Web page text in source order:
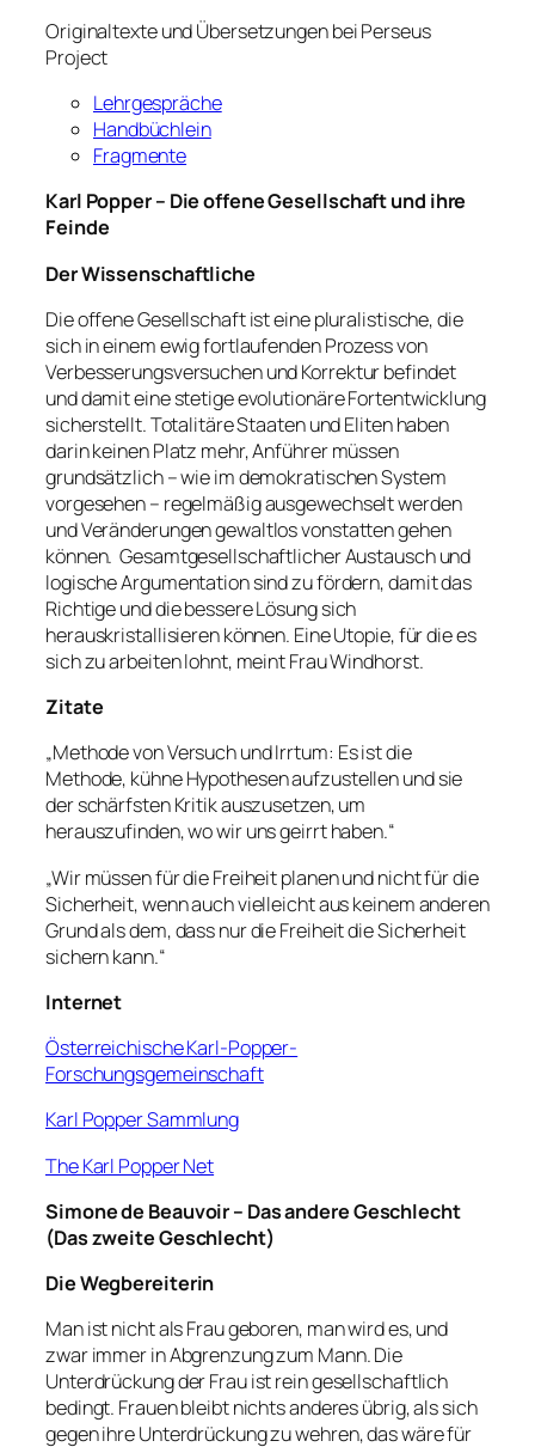
Originaltexte und Übersetzungen bei Perseus
Project
Lehrgespräche
Handbüchlein
Fragmente
Karl Popper – Die offene Gesellschaft und ihre
Feinde
Der Wissenschaftliche
Die offene Gesellschaft ist eine pluralistische, die
sich in einem ewig fortlaufenden Prozess von
Verbesserungsversuchen und Korrektur befindet
und damit eine stetige evolutionäre Fortentwicklung
sicherstellt. Totalitäre Staaten und Eliten haben
darin keinen Platz mehr, Anführer müssen
grundsätzlich – wie im demokratischen System
vorgesehen – regelmäßig ausgewechselt werden
und Veränderungen gewaltlos vonstatten gehen
können. Gesamtgesellschaftlicher Austausch und
logische Argumentation sind zu fördern, damit das
Richtige und die bessere Lösung sich
herauskristallisieren können. Eine Utopie, für die es
sich zu arbeiten lohnt, meint Frau Windhorst.
Zitate
„Methode von Versuch und Irrtum: Es ist die
Methode, kühne Hypothesen aufzustellen und sie
der schärfsten Kritik auszusetzen, um
herauszufinden, wo wir uns geirrt haben.“
„Wir müssen für die Freiheit planen und nicht für die
Sicherheit, wenn auch vielleicht aus keinem anderen
Grund als dem, dass nur die Freiheit die Sicherheit
sichern kann.“
Internet
Österreichische Karl-Popper-
Forschungsgemeinschaft
Karl Popper Sammlung
The Karl Popper Net
Simone de Beauvoir – Das andere Geschlecht
(Das zweite Geschlecht)
Die Wegbereiterin
Man ist nicht als Frau geboren, man wird es, und
zwar immer in Abgrenzung zum Mann. Die
Unterdrückung der Frau ist rein gesellschaftlich
bedingt. Frauen bleibt nichts anderes übrig, als sich
gegen ihre Unterdrückung zu wehren, das wäre für